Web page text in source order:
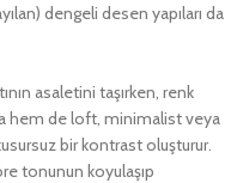
dengeli desen yapıları da
asaletini taşırken, renk
hem de loft, minimalist veya
bir kontrast oluşturur.
tonunun koyulaşıp